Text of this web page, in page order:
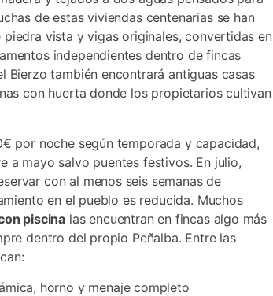
de estas viviendas centenarias se han
vista y vigas originales, convertidas en
independientes dentro de fincas
Bierzo también encontrará antiguas casas
con huerta donde los propietarios cultivan
por noche según temporada y capacidad,
a mayo salvo puentes festivos. En julio,
con al menos seis semanas de
en el pueblo es reducida. Muchos
piscina las encuentran en fincas algo más
dentro del propio Peñalba. Entre las
horno y menaje completo